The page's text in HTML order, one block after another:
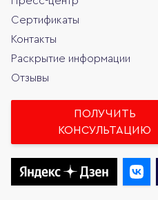
Сертификаты
Контакты
Раскрытие информации
Отзывы
ПОЛУЧИТЬ
КОНСУЛЬТАЦИЮ